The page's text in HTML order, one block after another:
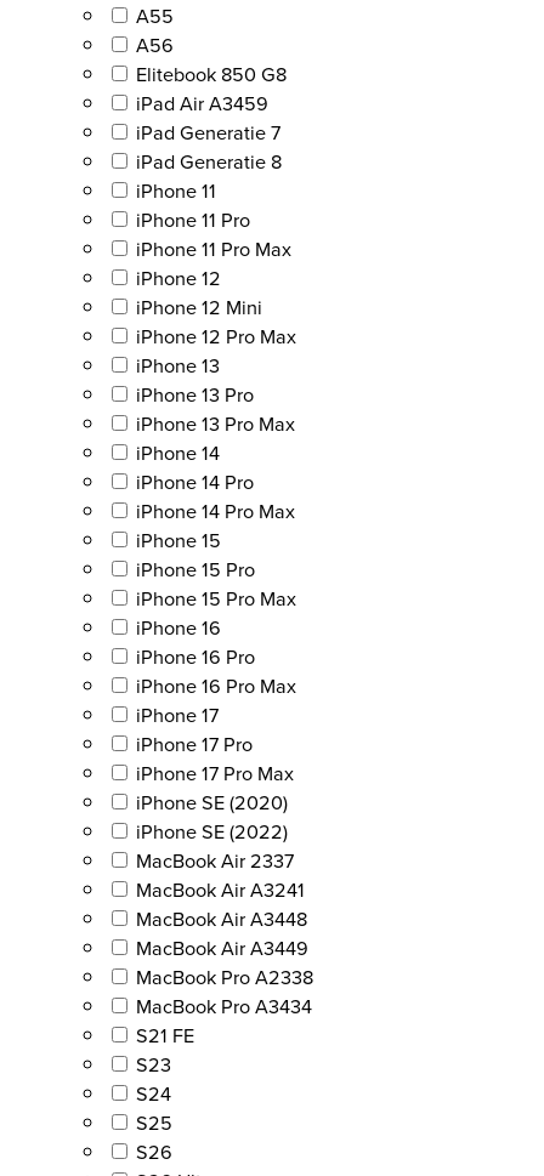
A55
A56
Elitebook 850 G8
iPad Air A3459
iPad Generatie 7
iPad Generatie 8
iPhone 11
iPhone 11 Pro
iPhone 11 Pro Max
iPhone 12
iPhone 12 Mini
iPhone 12 Pro Max
iPhone 13
iPhone 13 Pro
iPhone 13 Pro Max
iPhone 14
iPhone 14 Pro
iPhone 14 Pro Max
iPhone 15
iPhone 15 Pro
iPhone 15 Pro Max
iPhone 16
iPhone 16 Pro
iPhone 16 Pro Max
iPhone 17
iPhone 17 Pro
iPhone 17 Pro Max
iPhone SE (2020)
iPhone SE (2022)
MacBook Air 2337
MacBook Air A3241
MacBook Air A3448
MacBook Air A3449
MacBook Pro A2338
MacBook Pro A3434
S21 FE
S23
S24
S25
S26